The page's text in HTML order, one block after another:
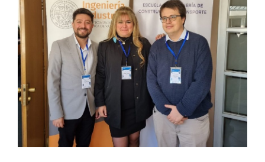
Estudiantes
Académicos
Funcionarios
Alumni
English